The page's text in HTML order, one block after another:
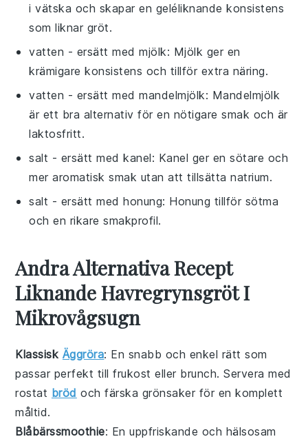
i vätska och skapar en geléliknande konsistens
som liknar gröt.
vatten - ersätt medmjölk: Mjölk ger en
krämigare konsistens och tillför extra näring.
vatten - ersätt medmandelmjölk: Mandelmjölk
är ett bra alternativ för en nötigare smak och är
laktosfritt.
salt - ersätt medkanel: Kanel ger en sötare och
mer aromatisk smak utan att tillsätta natrium.
salt - ersätt medhonung: Honung tillför sötma
och en rikare smakprofil.
Andra Alternativa Recept
Liknande Havregrynsgröt I
Mikrovågsugn
Klassisk Äggröra: En snabb och enkel rätt som
passar perfekt till frukost eller brunch. Servera med
rostat bröd och färska grönsaker för en komplett
måltid.
Blåbärssmoothie: En uppfriskande och hälsosam